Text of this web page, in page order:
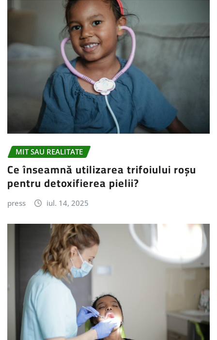
MIT SAU REALITATE
Ce înseamnă utilizarea trifoiului roșu
pentru detoxifierea pielii?
press iul. 14, 2025